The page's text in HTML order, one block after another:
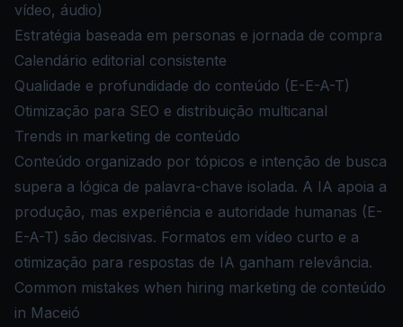
vídeo, áudio)
Estratégia baseada em personas e jornada de compra
Calendário editorial consistente
Qualidade e profundidade do conteúdo (E-E-A-T)
Otimização para SEO e distribuição multicanal
Trends in marketing de conteúdo
Conteúdo organizado por tópicos e intenção de busca
supera a lógica de palavra-chave isolada. A IA apoia a
produção, mas experiência e autoridade humanas (E-
E-A-T) são decisivas. Formatos em vídeo curto e a
otimização para respostas de IA ganham relevância.
Common mistakes when hiring marketing de conteúdo
in Maceió